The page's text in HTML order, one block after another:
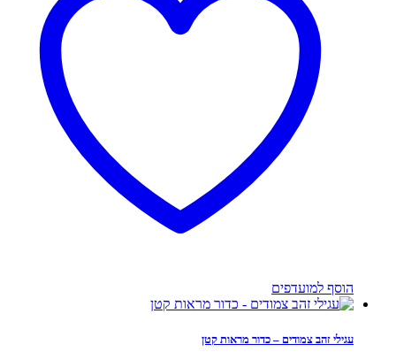
הוסף למועדפים
עגילי זהב צמודים – כדור מראות קטן